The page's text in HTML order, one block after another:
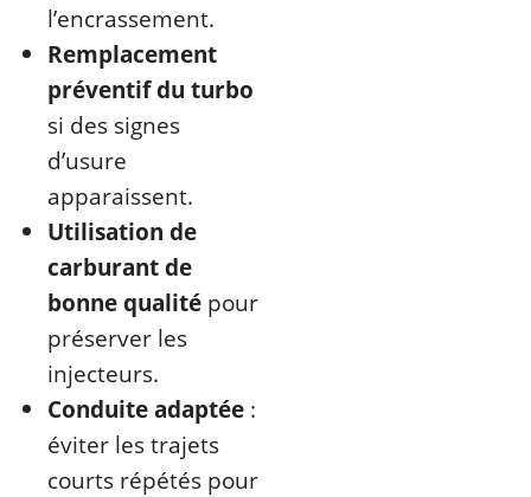
l’encrassement.
Remplacement
préventif du turbo
si des signes
d’usure
apparaissent.
Utilisation de
carburant de
bonne qualité pour
préserver les
injecteurs.
Conduite adaptée :
éviter les trajets
courts répétés pour